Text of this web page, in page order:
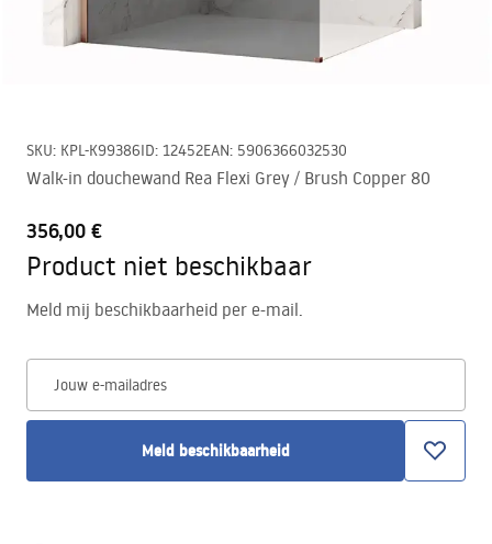
SKU: KPL-K99386ID: 12452EAN: 5906366032530
Walk-in douchewand Rea Flexi Grey / Brush Copper 80
356,00 €
Product niet beschikbaar
Meld mij beschikbaarheid per e-mail.
Jouw e-mailadres
Meld beschikbaarheid